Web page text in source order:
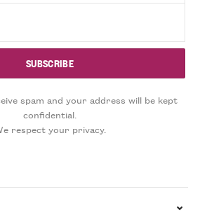
spam and your address will be kept
confidential.
respect your privacy.